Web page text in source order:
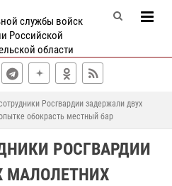
службы войск
Российской
области
Росгвардии задержали двух
обокрасть местный бар
РОСГВАРДИИ
МАЛОЛЕТНИХ